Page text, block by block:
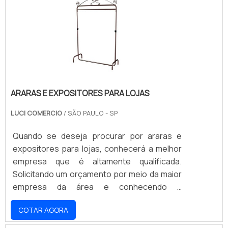
empresa, os serviços e os produtos. Se
preferir, entre em contato com um dos
nossos consultores e solicite um
portanto, pode suportar até 25kg de carga,
graças à sua estrutura tubular fabricada em
uma única peça, sem a presença de solda.
ARARAS E EXPOSITORES PARA LOJAS
LUCI COMERCIO / SÃO PAULO - SP
Quando se deseja procurar por araras e
expositores para lojas, conhecerá a melhor
empresa que é altamente qualificada.
Solicitando um orçamento por meio da maior
empresa da área e conhecendo a
sofisticação, qualidade e preço justo em um
só lugar. Quando o assunto é araras e
expositores para lojas, com os melhores
COTAR AGORA